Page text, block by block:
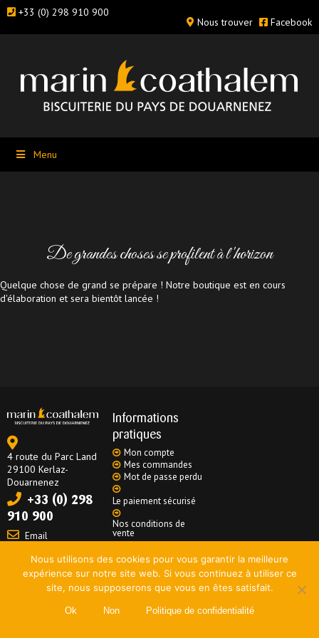
+33 (0) 298 910 900
Nous trouver Facebook
Menu
De grandes choses se profilent à l'horizon
Quelque chose de grand se prépare ! Notre boutique est en cours
d'élaboration et sera bientôt lancée !
4 route du Parc Land
29100 Kerlaz-
Douarnenez
+33 (0) 298
910 900
Email
Informations
pratiques
Mon compte
Mes commandes
Mot de passe perdu
Le paiement sécurisé
Nos conditions de
vente
La livraison
Mentions légales |Données personnelles|Politique de confidentialité
Nous utilisons des cookies pour vous garantir la meilleure
expérience sur notre site web. Si vous continuez à utiliser ce
site, nous supposerons que vous en êtes satisfait.
Ok Non Politique de confidentialité